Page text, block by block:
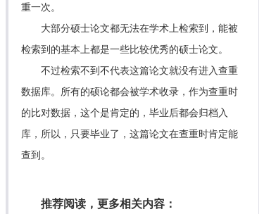
重一次。
大部分硕士论文都无法在学术上检索到，能被
检索到的基本上都是一些比较优秀的硕士论文。
不过检索不到不代表这篇论文就没有进入查重
数据库。所有的硕论都会被学术收录，作为查重时
的比对数据，这个是肯定的，毕业后都会归档入
库，所以，只要毕业了，这篇论文在查重时肯定能
查到。
推荐阅读，更多相关内容：